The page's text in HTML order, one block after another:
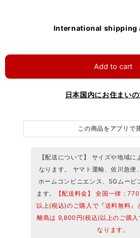
International shipping
Add to cart
日本国内にお住まい
この商品をアプリで
【配送について】 サイズや地域に
なります。 ヤマト運輸、佐川急便
ホームコンビニエンス、SGムービ
ます。
【配送料金】 全国一律：
以上(税込)のご購入で『送料無料』
離島は 9,800円(税込)以上のご購入
なります。